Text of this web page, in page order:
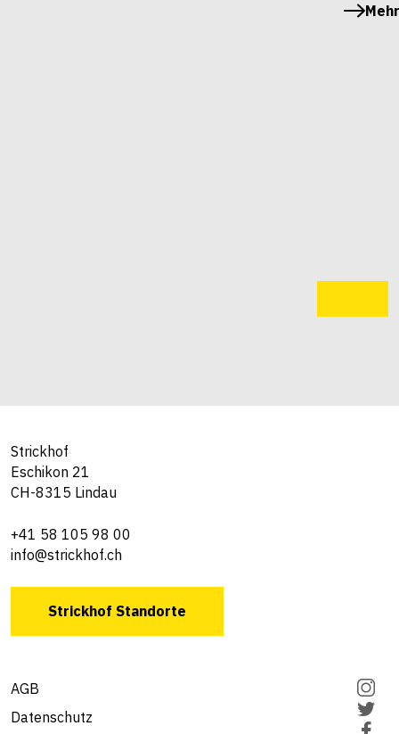
Strickhof
Eschikon 21
CH-8315 Lindau
+41 58 105 98 00
info@strickhof.ch
Strickhof Standorte
AGB
Datenschutz